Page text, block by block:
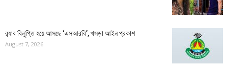
র‍্যাব বিলুপ্তি হয়ে আসছে ‘এসআরবি’, খসড়া আইন প্রকাশ
August 7, 2026